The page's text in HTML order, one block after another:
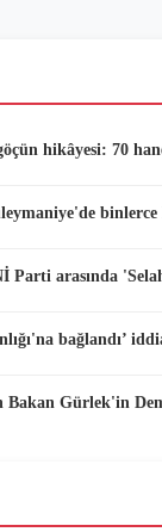
hikâyesi: 70
binlerce
Parti arasında
bağlandı’
Bakan Gürlek'in